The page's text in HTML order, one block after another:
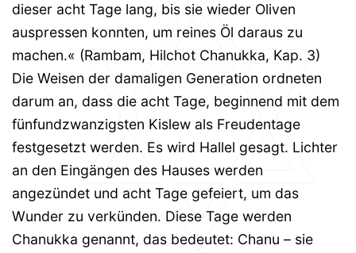
dieser acht Tage lang, bis sie wieder Oliven
auspressen konnten, um reines Öl daraus zu
machen.« (Rambam, Hilchot Chanukka, Kap. 3)
Die Weisen der damaligen Generation ordneten
darum an, dass die acht Tage, beginnend mit dem
fünfundzwanzigsten Kislew als Freudentage
festgesetzt werden. Es wird Hallel gesagt. Lichter
an den Eingängen des Hauses werden
angezündet und acht Tage gefeiert, um das
Wunder zu verkünden. Diese Tage werden
Chanukka genannt, das bedeutet: Chanu – sie